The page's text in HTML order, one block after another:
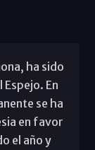
ha sido
En
se ha
en favor
el año y